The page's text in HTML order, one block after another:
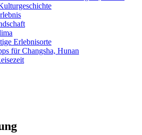
Erlebnisorte
für Changsha, Hunan